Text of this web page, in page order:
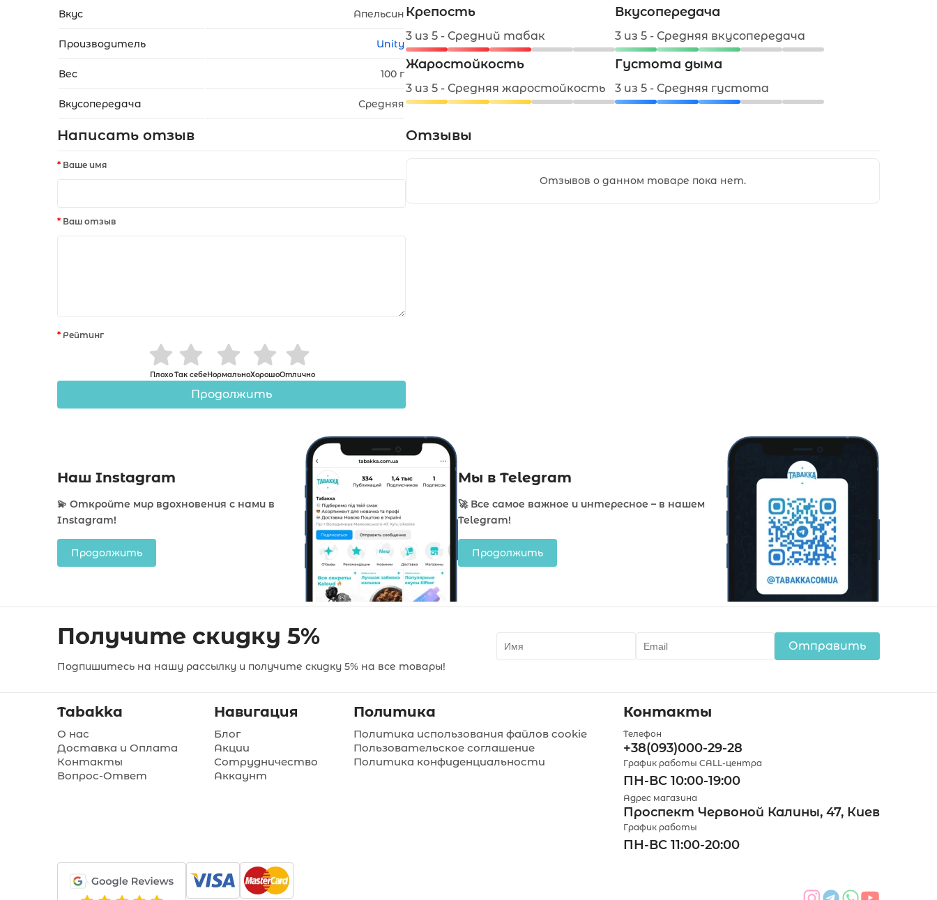
Вкус Апельсин
Производитель Unity
Вес 100 г
Вкусопередача Средняя
Крепость
3 из 5 - Средний табак
Вкусопередача
3 из 5 - Средняя вкусопередача
Жаростойкость
3 из 5 - Средняя жаростойкость
Густота дыма
3 из 5 - Средняя густота
Написать отзыв
Ваше имя
Ваш отзыв
Рейтинг
ПлохоТак себеНормальноХорошоОтлично
Продолжить
Отзывы
Отзывов о данном товаре пока нет.
Наш Instagram
💫 Откройте мир вдохновения с нами в
Instagram!
Продолжить
Мы в Telegram
🚀 Все самое важное и интересное – в нашем
Telegram!
Продолжить
Получите скидку 5%
Подпишитесь на нашу рассылку и получите скидку 5% на все товары!
Отправить
Tabakka
О нас
Доставка и Оплата
Контакты
Вопрос-Ответ
Навигация
Блог
Акции
Сотрудничество
Аккаунт
Политика
Политика использования файлов cookie
Пользовательское соглашение
Политика конфиденциальности
Контакты
Телефон
+38(093)000-29-28
График работы CALL-центра
ПН-ВС 10:00-19:00
Адрес магазина
Проспект Червоной Калины, 47, Киев
График работы
ПН-ВС 11:00-20:00